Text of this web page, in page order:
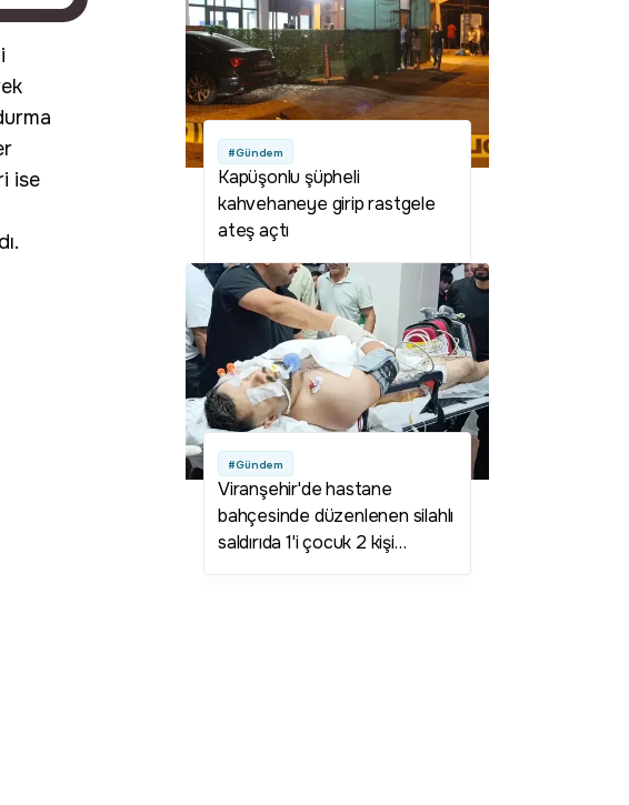
ise
#Gündem
Kapüşonlu şüpheli
kahvehaneye girip rastgele
ateş açtı
#Gündem
Viranşehir'de hastane
bahçesinde düzenlenen silahlı
saldırıda 1'i çocuk 2 kişi